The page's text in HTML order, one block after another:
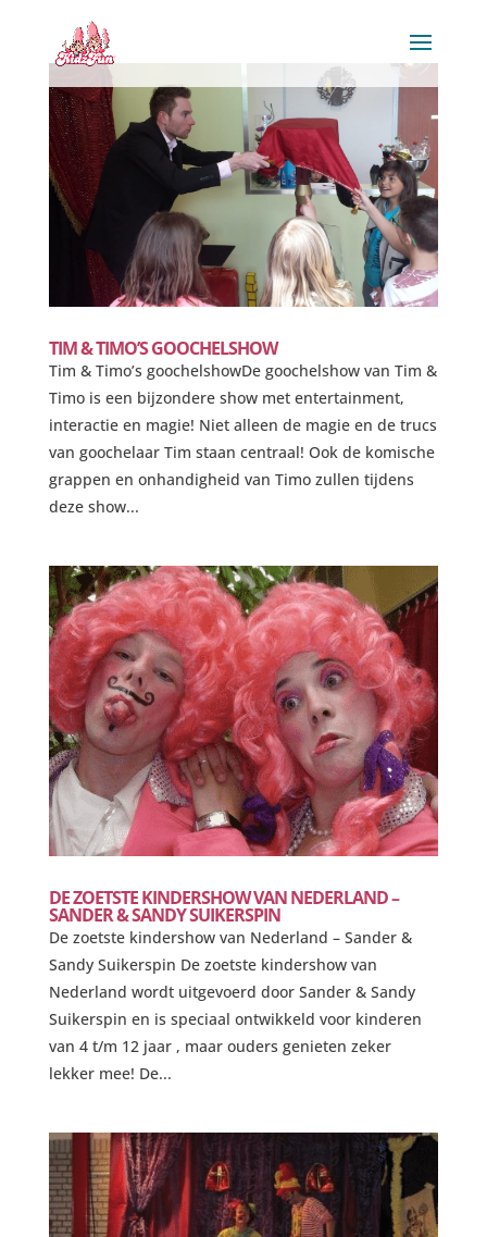
TIM & TIMO’S GOOCHELSHOW
Tim & Timo’s goochelshowDe goochelshow van Tim &
Timo is een bijzondere show met entertainment,
interactie en magie! Niet alleen de magie en de trucs
van goochelaar Tim staan centraal! Ook de komische
grappen en onhandigheid van Timo zullen tijdens
deze show...
DE ZOETSTE KINDERSHOW VAN NEDERLAND –
SANDER & SANDY SUIKERSPIN
De zoetste kindershow van Nederland – Sander &
Sandy Suikerspin De zoetste kindershow van
Nederland wordt uitgevoerd door Sander & Sandy
Suikerspin en is speciaal ontwikkeld voor kinderen
van 4 t/m 12 jaar , maar ouders genieten zeker
lekker mee! De...